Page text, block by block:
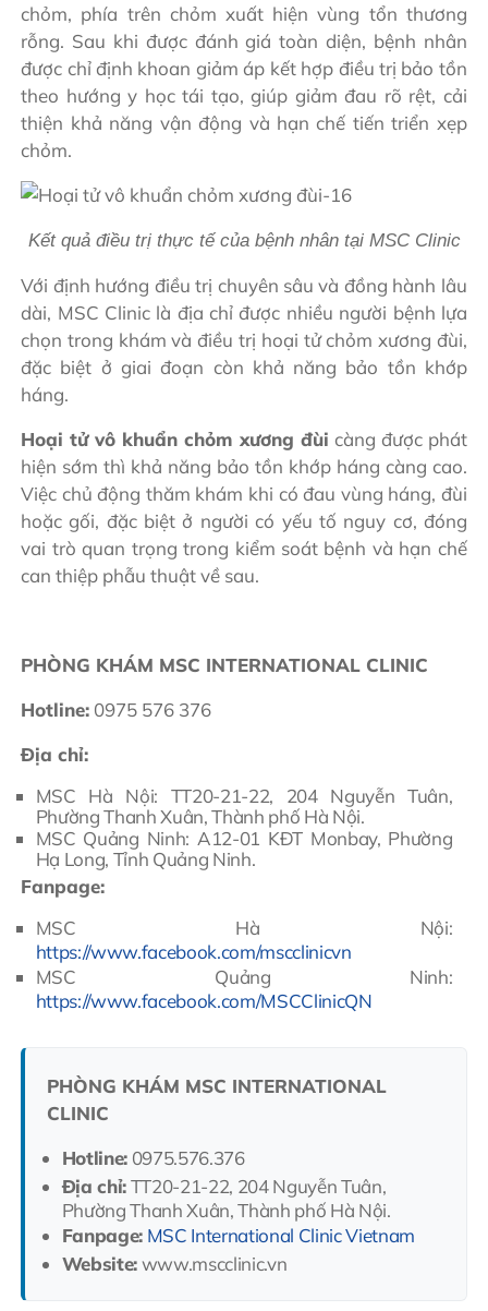
chỏm, phía trên chỏm xuất hiện vùng tổn thương
rỗng. Sau khi được đánh giá toàn diện, bệnh nhân
được chỉ định khoan giảm áp kết hợp điều trị bảo tồn
theo hướng y học tái tạo, giúp giảm đau rõ rệt, cải
thiện khả năng vận động và hạn chế tiến triển xẹp
chỏm.
Kết quả điều trị thực tế của bệnh nhân tại MSC Clinic
Với định hướng điều trị chuyên sâu và đồng hành lâu
dài, MSC Clinic là địa chỉ được nhiều người bệnh lựa
chọn trong khám và điều trị hoại tử chỏm xương đùi,
đặc biệt ở giai đoạn còn khả năng bảo tồn khớp
háng.
Hoại tử vô khuẩn chỏm xương đùi càng được phát
hiện sớm thì khả năng bảo tồn khớp háng càng cao.
Việc chủ động thăm khám khi có đau vùng háng, đùi
hoặc gối, đặc biệt ở người có yếu tố nguy cơ, đóng
vai trò quan trọng trong kiểm soát bệnh và hạn chế
can thiệp phẫu thuật về sau.
PHÒNG KHÁM MSC INTERNATIONAL CLINIC
Hotline: 0975 576 376
Địa chỉ:
MSC Hà Nội: TT20-21-22, 204 Nguyễn Tuân,
Phường Thanh Xuân, Thành phố Hà Nội.
MSC Quảng Ninh: A12-01 KĐT Monbay, Phường
Hạ Long, Tỉnh Quảng Ninh.
Fanpage:
MSC Hà Nội:
https://www.facebook.com/mscclinicvn
MSC Quảng Ninh:
https://www.facebook.com/MSCClinicQN
PHÒNG KHÁM MSC INTERNATIONAL
CLINIC
Hotline:0975.576.376
Địa chỉ:TT20-21-22, 204 Nguyễn Tuân,
Phường Thanh Xuân, Thành phố Hà Nội.
Fanpage: MSC International Clinic Vietnam
Website:www.mscclinic.vn